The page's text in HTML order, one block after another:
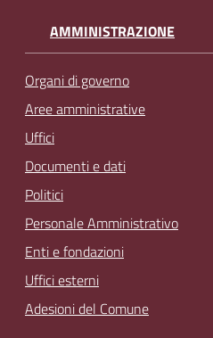
AMMINISTRAZIONE
Organi di governo
Aree amministrative
Uffici
Documenti e dati
Politici
Personale Amministrativo
Enti e fondazioni
Uffici esterni
Adesioni del Comune